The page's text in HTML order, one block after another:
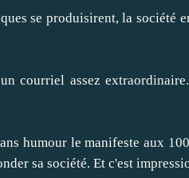
se produisirent, la
courriel assez
humour lemanifeste aux
sa société. Et c'est